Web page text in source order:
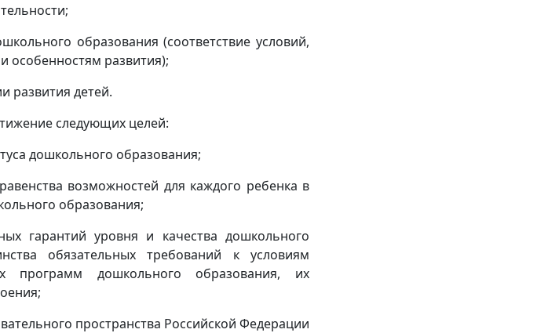
образования (соответствие условий,
особенностям развития);
развития детей.
следующих целей:
дошкольного образования;
возможностей для каждого ребенка в
образования;
гарантий уровня и качества дошкольного
обязательных требований к условиям
программ дошкольного образования, их
пространства Российской Федерации